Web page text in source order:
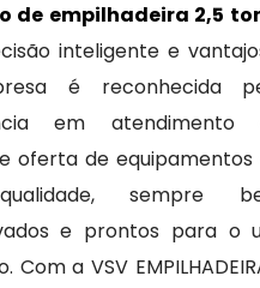
de empilhadeira 2,5
inteligente e
é reconhecida
em atendimento
oferta de equipamentos
sempre
e prontos para o
Com a VSV